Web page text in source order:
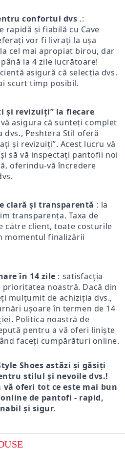
confortul dvs .:
rapidă și fiabilă cu Cave
vor fi livrați la ușa
cel mai apropiat birou, dar
la 4 zile lucrătoare!
asigură că selecția dvs.
scurt timp posibil.
și revizuiți” la fiecare
asigura că sunteți complet
Peshtera Stil oferă
și revizuiți”. Acest lucru vă
să vă inspectați pantofii noi
oferindu-vă încredere
clară și transparentă : la
transparența. Taxa de
către client, toate costurile
momentul finalizării
în 14 zile : satisfacția
noastră. Dacă din
mulțumit de achiziția dvs.,
ușoare în termen de 14
Politica noastră de
pentru a vă oferi liniște
faceți cumpărături online.
Shoes astăzi și găsiți
stilul și nevoile dvs.!
oferi tot ce este mai bun
de pantofi - rapid,
și sigur.